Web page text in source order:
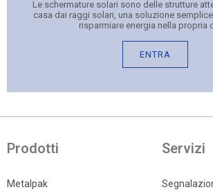
Le schermature solari sono delle strutture
casa dai raggi solari, una soluzione
risparmiare energia nella propria
ENTRA
Prodotti
Metalpak
Servizi